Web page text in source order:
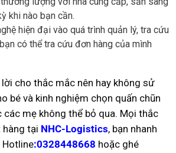
khi nào bạn cần.
hiện đại vào quá trình quản lý, tra cứu
có thể tra cứu đơn hàng của mình
cho thắc mắc nên hay không sử
bé và kinh nghiệm chọn quấn chũn
các mẹ không thể bỏ qua. Mọi thắc
hàng tại NHC-Logistics, bạn nhanh
Hotline:0328448668 hoặc ghé